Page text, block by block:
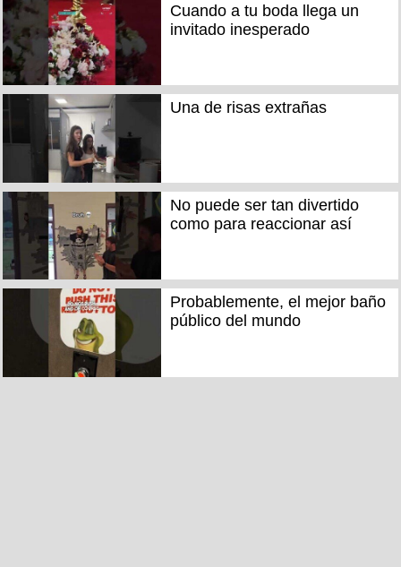
Cuando a tu boda llega un
invitado inesperado
Una de risas extrañas
No puede ser tan divertido
como para reaccionar así
Probablemente, el mejor baño
público del mundo